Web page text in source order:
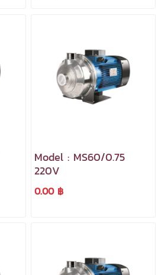
Model : MS60/0.75
220V
0.00 ฿